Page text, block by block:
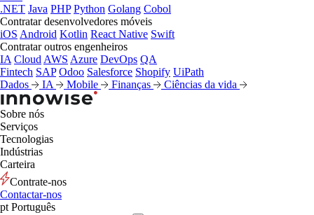
.NET Java PHP Python Golang Cobol
Contratar desenvolvedores móveis
iOS Android Kotlin React Native Swift
Contratar outros engenheiros
IA Cloud AWS Azure DevOps QA
Fintech SAP Odoo Salesforce Shopify UiPath
Dados
IA Mobile Finanças Ciências da vida
Sobre nós
Serviços
Tecnologias
Indústrias
Carteira
Contrate-nos
Contactar-nos
pt Português